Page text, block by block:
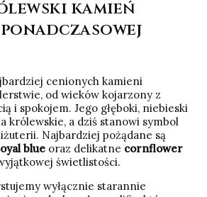
kamień
cenionych kamieni
od wieków kojarzony z
i spokojem. Jego głęboki, niebieski
królewskie, a dziś stanowi symbol
Najbardziej pożądane są
blue oraz delikatne cornflower
świetlistości.
wyłącznie starannie